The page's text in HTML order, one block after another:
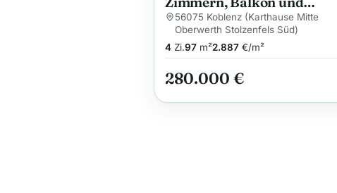
Tiefgaragenstellplatz!
56075 Koblenz (Karthause Mitte
Oberwerth Stolzenfels Süd)
4 Zi.97 m²2.887 €/m²
280.000 €